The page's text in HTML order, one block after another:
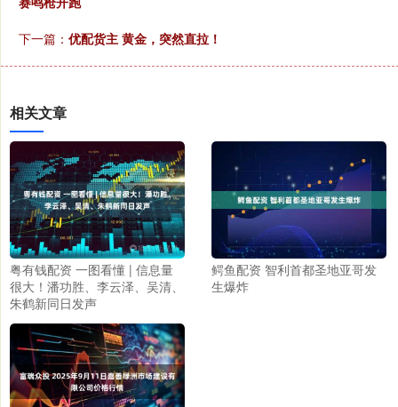
下一篇： 优配货主 黄金，突然直拉！
相关文章
粤有钱配资 一图看懂 | 信息量
很大！潘功胜、李云泽、吴清、
朱鹤新同日发声
鳄鱼配资 智利首都圣地亚哥发
生爆炸